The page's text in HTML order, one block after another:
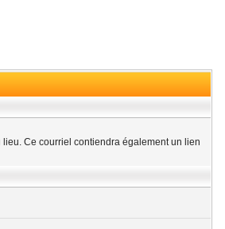
Ce courriel contiendra également un lien